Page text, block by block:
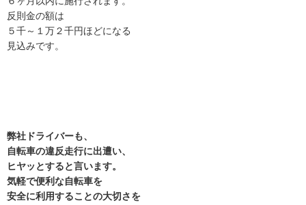
反則金の額は
５千～１万２千円ほどになる
見込みです。
弊社ドライバーも、
自転車の違反走行に出遭い、
ヒヤッとすると言います。
気軽で便利な自転車を
安全に利用することの大切さを